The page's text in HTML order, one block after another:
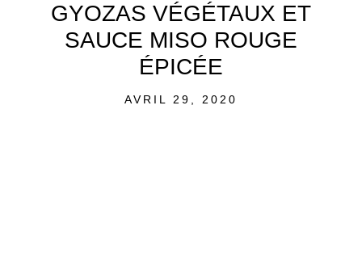
GYOZAS VÉGÉTAUX ET
SAUCE MISO ROUGE
ÉPICÉE
POSTED
AVRIL 29, 2020